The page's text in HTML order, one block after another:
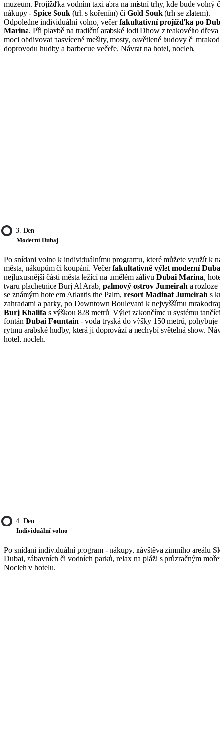
muzeum. Projížďka vodním taxi abra na místní trhy, kde bude volný
nákupy - Spice Souk (trh s kořením) či Gold Souk (trh se zlatem).
Odpoledne individuální volno, večerfakultativní projížďka po
Marina. Při plavbě na tradiční arabské lodi Dhow z teakového dřeva
moci obdivovat nasvícené mešity, mosty, osvětlené budovy či
doprovodu hudby a barbecue večeře. Návrat na hotel, nocleh.
3. Den
Moderní Dubaj
Po snídani volno k individuálnímu programu, které můžete využít k
města, nákupům či koupání. Večerfakultativně výlet moderní
nejluxusnější části města ležící na umělém zálivu Dubai Marina,
tvaru plachetnice Burj Al Arab, palmový ostrov Jumeirah a
se známým hotelem Atlantis the Palm, resort Madinat Jumeirah s
zahradami a parky, po Downtown Boulevard k nejvyššímu
Burj Khalifa s výškou 828 metrů. Výlet zakončíme u systému
fontán Dubai Fountain - voda tryská do výšky 150 metrů, pohybuje
rytmu arabské hudby, která ji doprovází a nechybí světelná show.
hotel, nocleh.
4. Den
Individuální volno
Po snídani individuální program - nákupy, návštěva zimního areálu
Dubai, zábavních či vodních parků, relax na pláži s průzračným
Nocleh v hotelu.